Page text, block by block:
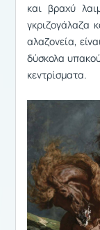
και βραχύ
γκριζογάλαζα
αλαζονεία,
δύσκολα
κεντρίσματα.